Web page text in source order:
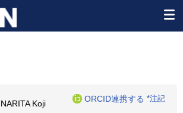
NARITA Koji
ORCID連携する *注記